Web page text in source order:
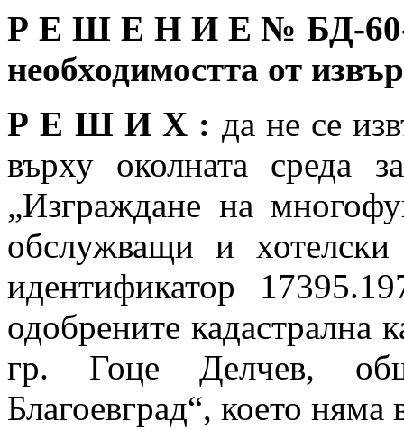
Р Е Ш Е Н И Е № БД-
необходимостта от
Р Е Ш И Х : да не се
върху околната среда
„Изграждане на
обслужващи и
идентификатор
одобрените кадастрална
гр. Гоце Делчев,
Благоевград“, което няма